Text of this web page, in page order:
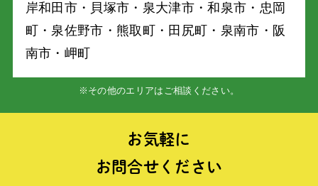
岸和⽥市・⾙塚市・泉⼤津市・和泉市・忠岡
町・泉佐野市・熊取町・⽥尻町・泉南市・阪
南市・岬町
※その他のエリアはご相談ください。
お気軽に
お問合せください